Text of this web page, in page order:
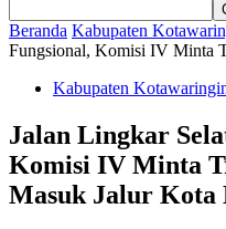
Beranda Kabupaten
Fungsional, Komisi IV Minta
Kabupaten
Jalan Lingkar
Komisi IV Minta
Masuk Jalur Kota